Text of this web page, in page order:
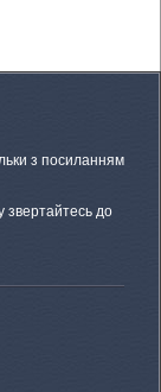
з посиланням
до